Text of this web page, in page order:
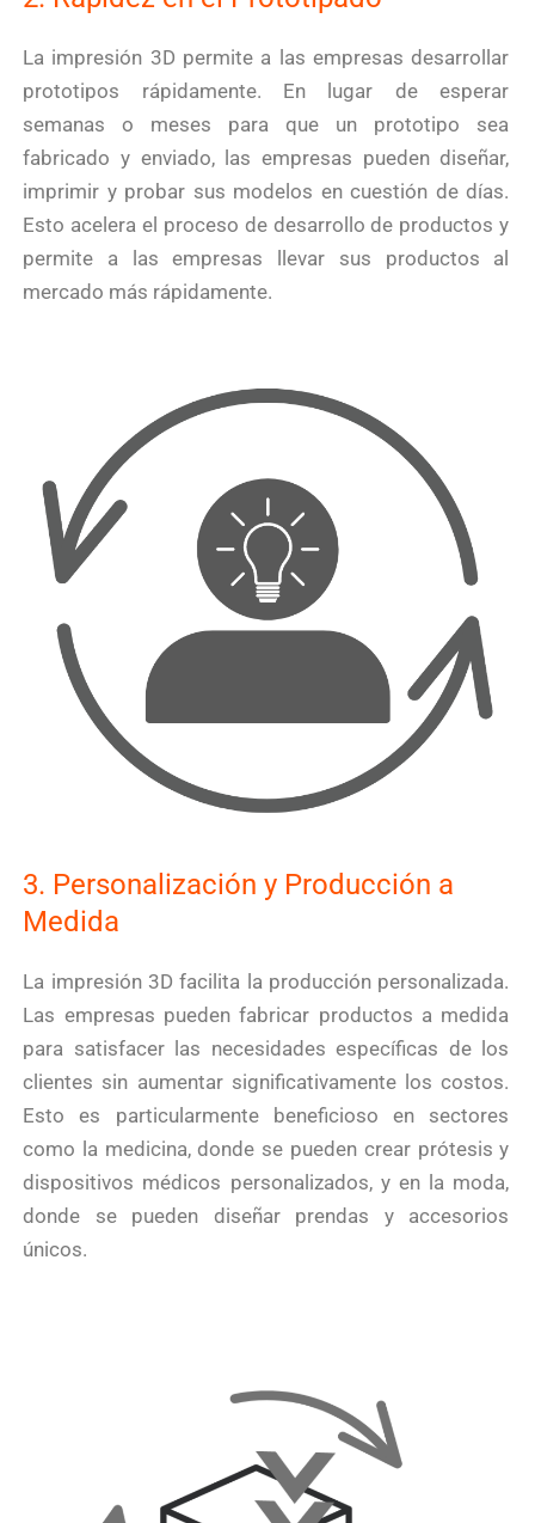
La impresión 3D permite a las empresas desarrollar
prototipos rápidamente. En lugar de esperar
semanas o meses para que un prototipo sea
fabricado y enviado, las empresas pueden diseñar,
imprimir y probar sus modelos en cuestión de días.
Esto acelera el proceso de desarrollo de productos y
permite a las empresas llevar sus productos al
mercado más rápidamente.
3. Personalización y Producción a
Medida
La impresión 3D facilita la producción personalizada.
Las empresas pueden fabricar productos a medida
para satisfacer las necesidades específicas de los
clientes sin aumentar significativamente los costos.
Esto es particularmente beneficioso en sectores
como la medicina, donde se pueden crear prótesis y
dispositivos médicos personalizados, y en la moda,
donde se pueden diseñar prendas y accesorios
únicos.